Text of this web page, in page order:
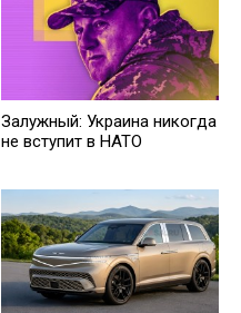
Залужный: Украина никогда
не вступит в НАТО